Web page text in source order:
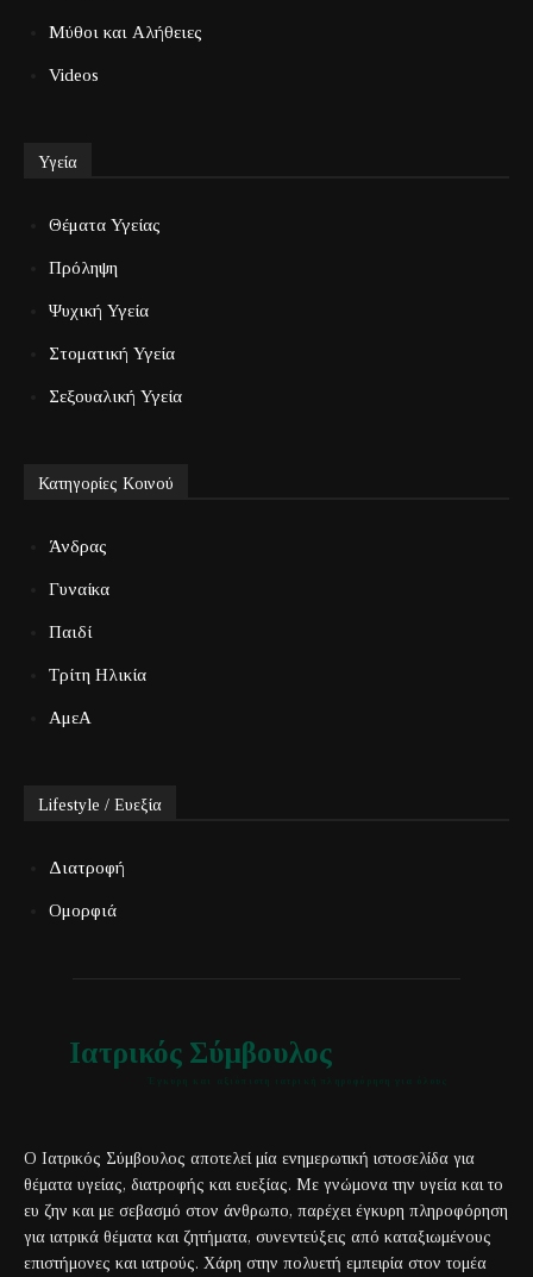
Μύθοι και Αλήθειες
Videos
Υγεία
Θέματα Υγείας
Πρόληψη
Ψυχική Υγεία
Στοματική Υγεία
Σεξουαλική Υγεία
Κατηγορίες Κοινού
Άνδρας
Γυναίκα
Παιδί
Τρίτη Ηλικία
ΑμεΑ
Lifestyle / Ευεξία
Διατροφή
Ομορφιά
Ιατρικός Σύμβουλος
Ο Ιατρικός Σύμβουλος αποτελεί μία ενημερωτική ιστοσελίδα για
θέματα υγείας, διατροφής και ευεξίας. Με γνώμονα την υγεία και το
ευ ζην και με σεβασμό στον άνθρωπο, παρέχει έγκυρη πληροφόρηση
για ιατρικά θέματα και ζητήματα, συνεντεύξεις από καταξιωμένους
επιστήμονες και ιατρούς. Χάρη στην πολυετή εμπειρία στον τομέα